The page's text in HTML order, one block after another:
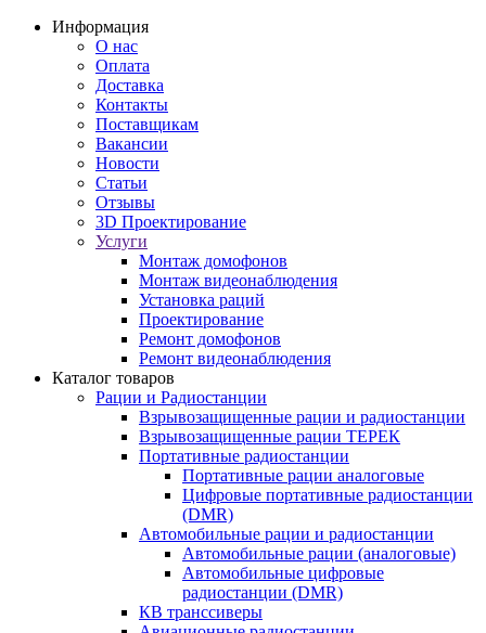
Информация
О нас
Оплата
Доставка
Контакты
Поставщикам
Вакансии
Новости
Статьи
Отзывы
3D Проектирование
Услуги
Монтаж домофонов
Монтаж видеонаблюдения
Установка раций
Проектирование
Ремонт домофонов
Ремонт видеонаблюдения
Каталог товаров
Рации и Радиостанции
Взрывозащищенные рации и радиостанции
Взрывозащищенные рации ТЕРЕК
Портативные радиостанции
Портативные рации аналоговые
Цифровые портативные радиостанции
(DMR)
Автомобильные рации и радиостанции
Автомобильные рации (аналоговые)
Автомобильные цифровые
радиостанции (DMR)
КВ транссиверы